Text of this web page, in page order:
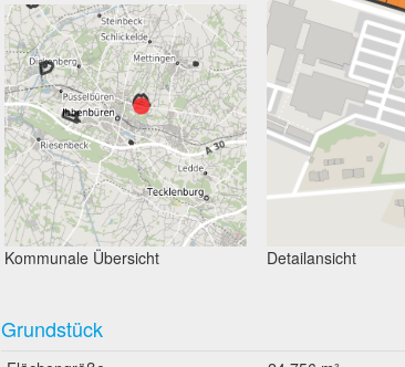
Kommunale Übersicht Detailansicht
Grundstück